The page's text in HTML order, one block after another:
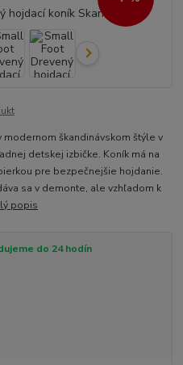
modernom škandinávskom štýle v
detskej izbičke. Koník má na
pre bezpečnejšie hojdanie.
sa v demonte, ale vzhľadom k
popis
do 24 hodín